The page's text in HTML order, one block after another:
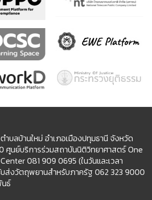
ตำบลบ้านใหม่ อำเภอเมืองปทุมธานี จังหวัด
ศูนย์บริการร่วมสถาบันนิติวิทยาศาสตร์ One
081 909 0695 (ในวันและเวลา
บส่งวัตถุพยานสำหรับภาครัฐ 062 323 9000
ธ์